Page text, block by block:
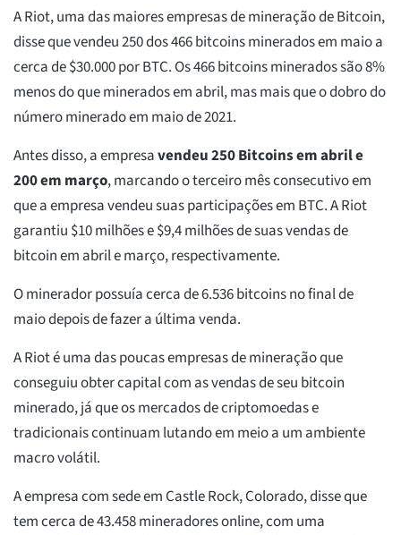
A Riot, uma das maiores empresas de mineração de Bitcoin,
disse que vendeu 250 dos 466 bitcoins minerados em maio a
cerca de $30.000 por BTC. Os 466 bitcoins minerados são 8%
menos do que minerados em abril, mas mais que o dobro do
número minerado em maio de 2021.
Antes disso, a empresavendeu 250 Bitcoins em abril e
200 em março, marcando o terceiro mês consecutivo em
que a empresa vendeu suas participações em BTC. A Riot
garantiu $10 milhões e $9,4 milhões de suas vendas de
bitcoin em abril e março, respectivamente.
O minerador possuía cerca de 6.536 bitcoins no final de
maio depois de fazer a última venda.
A Riot é uma das poucas empresas de mineração que
conseguiu obter capital com as vendas de seu bitcoin
minerado, já que os mercados de criptomoedas e
tradicionais continuam lutando em meio a um ambiente
macro volátil.
A empresa com sede em Castle Rock, Colorado, disse que
tem cerca de 43.458 mineradores online, com uma